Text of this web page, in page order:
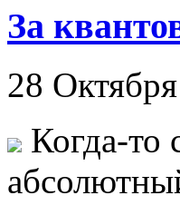
За
28
Когда-то